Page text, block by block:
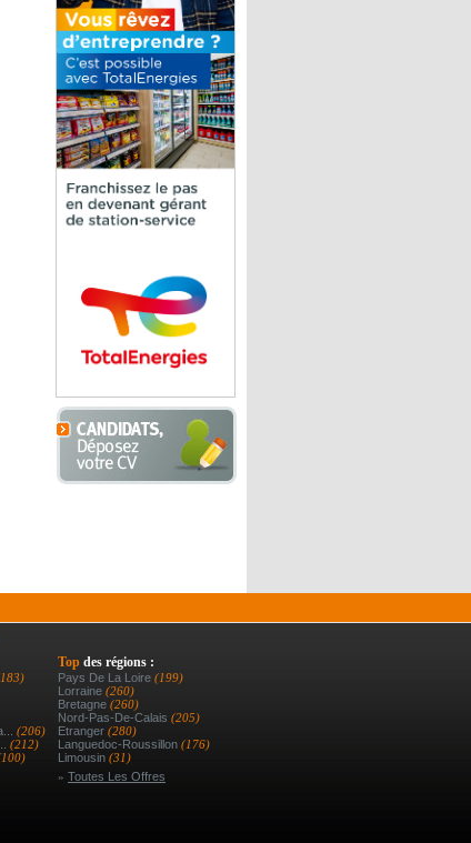
(206)
(212)
Top des régions :
Pays De La Loire (199)
Lorraine (260)
Bretagne (260)
Nord-Pas-De-Calais (205)
Etranger (280)
Languedoc-Roussillon (176)
Limousin (31)
» Toutes Les Offres